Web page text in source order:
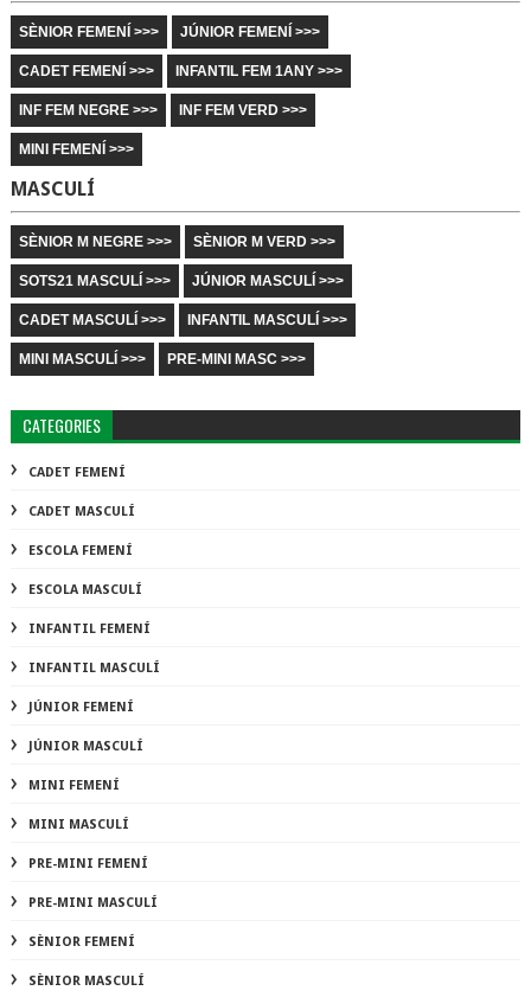
SÈNIOR FEMENÍ >>> JÚNIOR FEMENÍ >>>
CADET FEMENÍ >>> INFANTIL FEM 1ANY >>>
INF FEM NEGRE >>> INF FEM VERD >>>
MINI FEMENÍ >>>
MASCULÍ
SÈNIOR M NEGRE >>> SÈNIOR M VERD >>>
SOTS21 MASCULÍ >>> JÚNIOR MASCULÍ >>>
CADET MASCULÍ >>> INFANTIL MASCULÍ >>>
MINI MASCULÍ >>> PRE-MINI MASC >>>
CATEGORIES
CADET FEMENÍ
CADET MASCULÍ
ESCOLA FEMENÍ
ESCOLA MASCULÍ
INFANTIL FEMENÍ
INFANTIL MASCULÍ
JÚNIOR FEMENÍ
JÚNIOR MASCULÍ
MINI FEMENÍ
MINI MASCULÍ
PRE-MINI FEMENÍ
PRE-MINI MASCULÍ
SÈNIOR FEMENÍ
SÈNIOR MASCULÍ